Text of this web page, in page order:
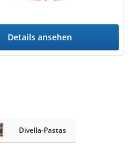
Details ansehen
Divella-Pastas